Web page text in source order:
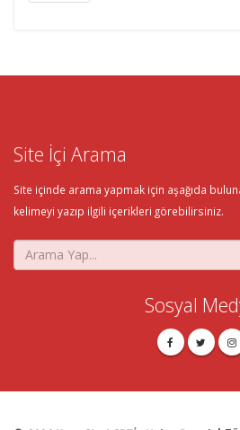
Site İçi Arama
Site içinde arama yapmak için aşağıda
kelimeyi yazıp ilgili içerikleri görebilirsiniz.
Sosyal